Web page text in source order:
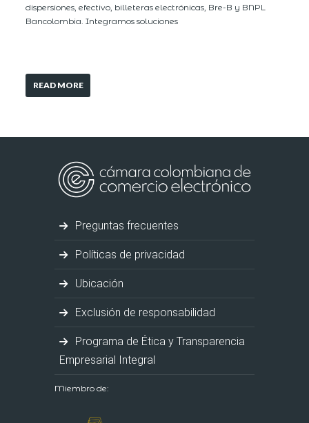
dispersiones, efectivo, billeteras electrónicas, Bre-B y BNPL
Bancolombia. Integramos soluciones
READ MORE
Preguntas frecuentes
Políticas de privacidad
Ubicación
Exclusión de responsabilidad
Programa de Ética y Transparencia
Empresarial Integral
Miembro de: